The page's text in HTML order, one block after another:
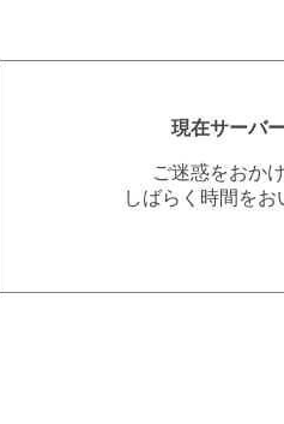
現在サーバ
ご迷惑をおか
しばらく時間を